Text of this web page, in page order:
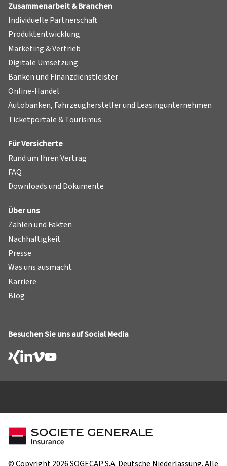
Zusammenarbeit & Branchen
Individuelle Partnerschaft
Produktentwicklung
Marketing & Vertrieb
Digitale Umsetzung
Banken und Finanzdienstleister
Online-Handel
Autobanken, Fahrzeughersteller und Leasingunternehmen
Ticketportale & Tourismus
Für Versicherte
Rund um Ihren Vertrag
FAQ
Downloads und Dokumente
Über uns
Zahlen und Fakten
Nachhaltigkeit
Presse
Was uns ausmacht
Karriere
Blog
Besuchen Sie uns auf Social Media